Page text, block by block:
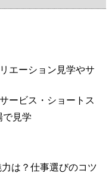
ーション見学やサ
ビス・ショートス
で見学
は？仕事選びのコツ